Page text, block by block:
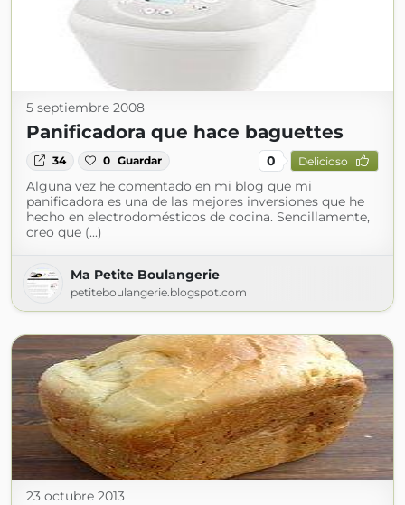
5 septiembre 2008
Panificadora que hace baguettes
34 0 Guardar 0 Delicioso
Alguna vez he comentado en mi blog que mi
panificadora es una de las mejores inversiones que he
hecho en electrodomésticos de cocina. Sencillamente,
creo que (...)
Ma Petite Boulangerie
petiteboulangerie.blogspot.com
23 octubre 2013